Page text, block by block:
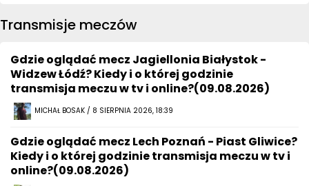
Transmisje meczów
Gdzie oglądać mecz Jagiellonia Białystok -
Widzew Łódź? Kiedy i o której godzinie
transmisja meczu w tv i online?(09.08.2026)
MICHAŁ BOSAK / 8 SIERPNIA 2026, 18:39
Gdzie oglądać mecz Lech Poznań - Piast Gliwice?
Kiedy i o której godzinie transmisja meczu w tv i
online?(09.08.2026)